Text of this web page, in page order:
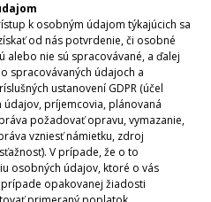
k osobným údajom týkajúcich sa
od nás potvrdenie, či osobné
alebo nie sú spracovávané, a ďalej
spracovávaných údajoch a
ustanovení GDPR (účel
príjemcovia, plánovaná
požadovať opravu, vymazanie,
vzniesť námietku, zdroj
V prípade, že o to
osobných údajov, ktoré o vás
opakovanej žiadosti